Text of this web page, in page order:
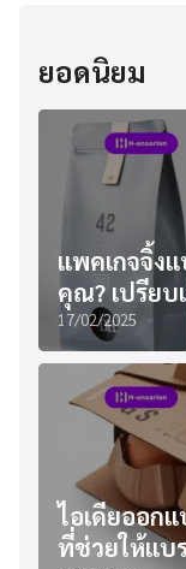
ยอดนิยม
แพคเกจจิ้ง
คุณ? เปรีย
17/02/2025
ไอเดียออก
ที่ช่วยให้แบ